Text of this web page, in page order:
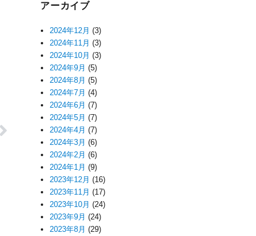
アーカイブ
2024年12月 (3)
2024年11月 (3)
2024年10月 (3)
2024年9月 (5)
2024年8月 (5)
2024年7月 (4)
2024年6月 (7)
2024年5月 (7)
2024年4月 (7)
2024年3月 (6)
2024年2月 (6)
2024年1月 (9)
2023年12月 (16)
2023年11月 (17)
2023年10月 (24)
2023年9月 (24)
2023年8月 (29)